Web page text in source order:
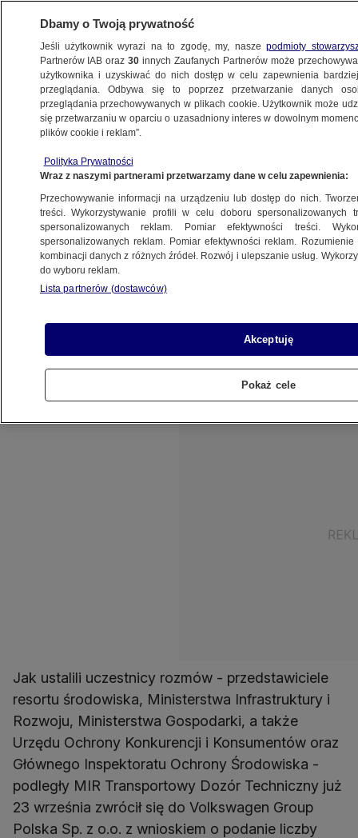
BIZNES
TECH
też badają sprawę
28.09.2015, 17:48
Udostępnij
Polskie urzędy badają już kwestie związane z
minister środowiska Maciej Grabowski
zorganizował międzyresortowe spotkanie w tej
sprawie - poinformowała rzeczniczka MŚ
Jak ustalili uczestnicy rozmów - przedstawiciele
resortu środowiska, Ministerstwa Infrastruktury i
Rozwoju, Ministerstwa Gospodarki, a także
Urzędu Ochrony Konkurencji i Konsumentów oraz
Głównego Inspektoratu Ochrony Środowiska -
podległy MIR Transportowy Dozór Techniczny już
23 września zwrócił się do Volkswagen Group
Polska Sp. z o.o. z wnioskiem o podanie liczby
Dbamy o Twoją prywatność
Jeśli użytkownik wyrazi na to zgodę, my, naszepodmioty
Partnerów IAB oraz30 innych Zaufanych Partnerów może
użytkownika i uzyskiwać do nich dostęp w celu zapewnienia
przeglądania. Odbywa się to poprzez przetwarzanie danych
przeglądania przechowywanych w plikach cookie. Użytkownik może
się przetwarzaniu w oparciu o uzasadniony interes w dowolnym
plików cookie i reklam”.
Polityka Prywatności
Wraz z naszymi partnerami przetwarzamy dane w celu zapewnienia:
Przechowywanie informacji na urządzeniu lub dostęp do nich.
treści. Wykorzystywanie profili w celu doboru spersonalizowanych
spersonalizowanych reklam. Pomiar efektywności treści.
spersonalizowanych reklam. Pomiar efektywności reklam.
kombinacji danych z różnych źródeł. Rozwój i ulepszanie usług.
do wyboru reklam.
Lista partnerów (dostawców)
Akceptuję
Pokaż cele